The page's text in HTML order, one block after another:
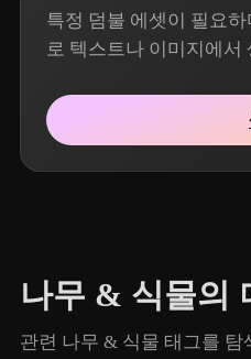
특정 덤불 에셋이 필요
로 텍스트나 이미지에서
나무 & 식물의
관련 나무 & 식물 태그를 탐